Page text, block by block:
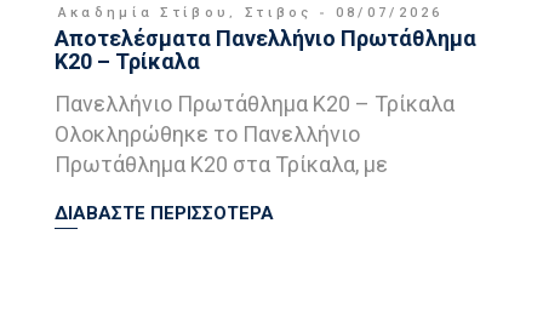
Ακαδημία Στίβου , Στιβος 08/07/2026
Αποτελέσματα Πανελλήνιο Πρωτάθλημα
Κ20 – Τρίκαλα
Πανελλήνιο Πρωτάθλημα Κ20 – Τρίκαλα
Ολοκληρώθηκε το Πανελλήνιο
Πρωτάθλημα Κ20 στα Τρίκαλα, με
ΔΙΑΒΑΣΤΕ ΠΕΡΙΣΣΟΤΕΡΑ